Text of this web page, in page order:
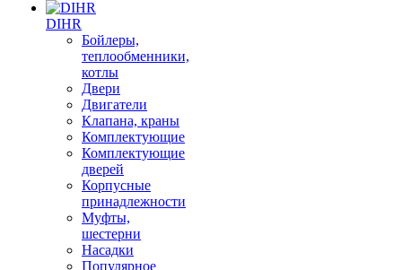
DIHR
Бойлеры,
теплообменники,
котлы
Двери
Двигатели
Клапана, краны
Комплектующие
Комплектующие
дверей
Корпусные
принадлежности
Муфты,
шестерни
Насадки
Популярное